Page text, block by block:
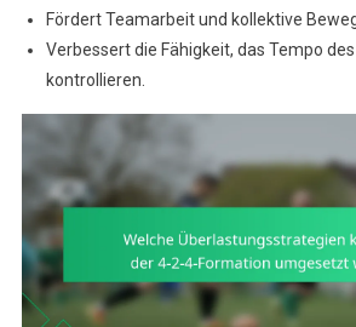
Fördert Teamarbeit und kollektive
Verbessert die Fähigkeit, das Tempo
kontrollieren.